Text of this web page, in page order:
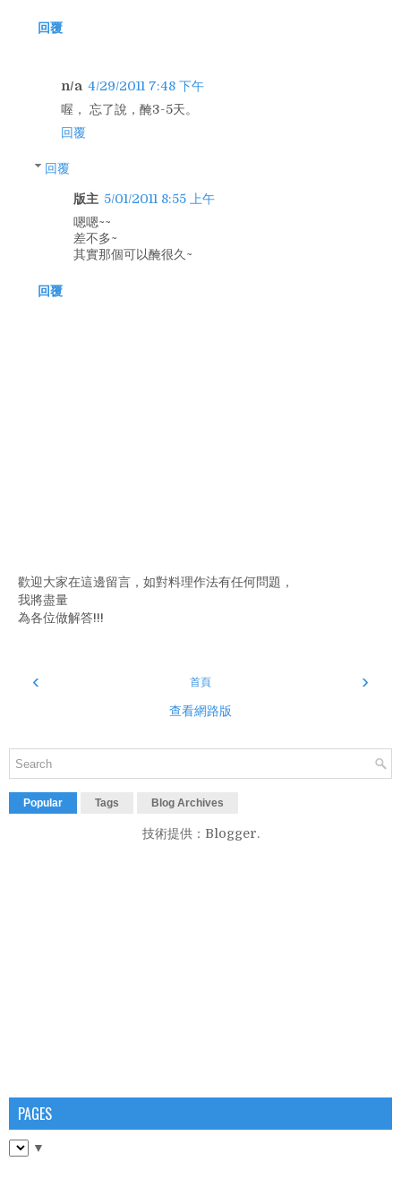
回覆
n/a 4/29/2011 7:48 下午
喔， 忘了說，醃3-5天。
回覆
回覆
版主 5/01/2011 8:55 上午
嗯嗯~~
差不多~
其實那個可以醃很久~
回覆
歡迎大家在這邊留言，如對料理作法有任何問題，
我將盡量
為各位做解答!!!
‹ ›
首頁
查看網路版
Popular Tags Blog Archives
技術提供： Blogger.
PAGES
▼